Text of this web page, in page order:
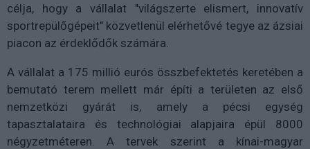
célja, hogy a vállalat "világszerte elismert, innovatív
sportrepülőgépeit" közvetlenül elérhetővé tegye az ázsiai
piacon az érdeklődők számára.
A vállalat a 175 millió eurós összbefektetés keretében a
bemutató terem mellett már építi a területen az első
nemzetközi gyárát is, amely a pécsi egység
tapasztalataira és technológiai alapjaira épül 8000
négyzetméteren. A tervek szerint a kínai-magyar